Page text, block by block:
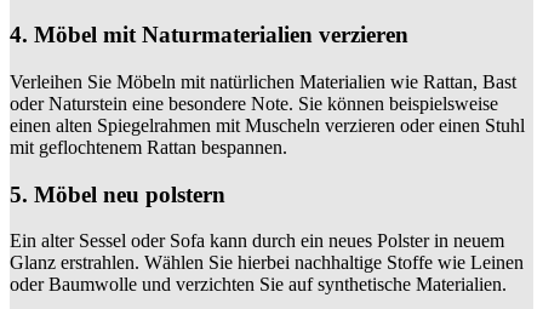
4. Möbel mit Naturmaterialien verzieren
Verleihen Sie Möbeln mit natürlichen Materialien wie Rattan, Bast
oder Naturstein eine besondere Note. Sie können beispielsweise
einen alten Spiegelrahmen mit Muscheln verzieren oder einen Stuhl
mit geflochtenem Rattan bespannen.
5. Möbel neu polstern
Ein alter Sessel oder Sofa kann durch ein neues Polster in neuem
Glanz erstrahlen. Wählen Sie hierbei nachhaltige Stoffe wie Leinen
oder Baumwolle und verzichten Sie auf synthetische Materialien.